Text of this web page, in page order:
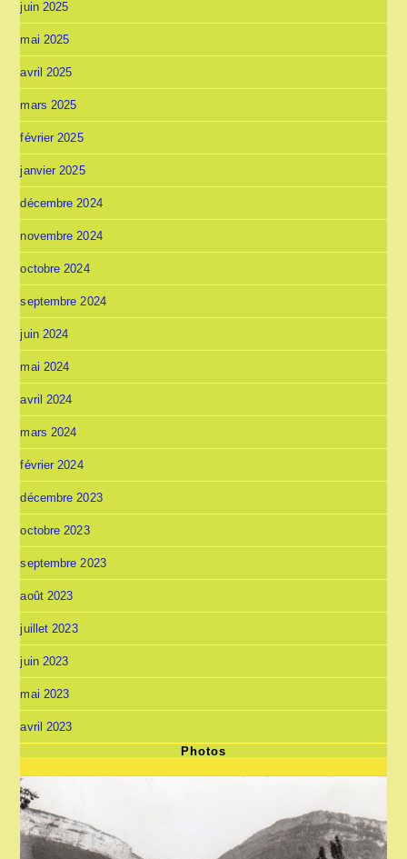
juin 2025
mai 2025
avril 2025
mars 2025
février 2025
janvier 2025
décembre 2024
novembre 2024
octobre 2024
septembre 2024
juin 2024
mai 2024
avril 2024
mars 2024
février 2024
décembre 2023
octobre 2023
septembre 2023
août 2023
juillet 2023
juin 2023
mai 2023
avril 2023
Photos